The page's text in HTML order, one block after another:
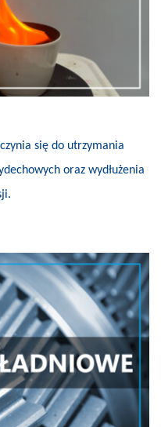
się do utrzymania
oraz wydłużenia